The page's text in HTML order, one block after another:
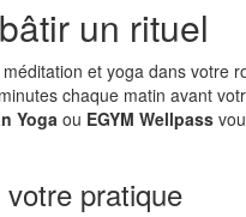
un rituel
et yoga dans votre
chaque matin avant
Yoga ou EGYM Wellpass
pratique